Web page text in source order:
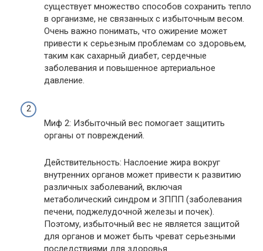
существует множество способов сохранить тепло
в организме, не связанных с избыточным весом.
Очень важно понимать, что ожирение может
привести к серьезным проблемам со здоровьем,
таким как сахарный диабет, сердечные
заболевания и повышенное артериальное
давление.
Миф 2: Избыточный вес помогает защитить
органы от повреждений.
Действительность: Наслоение жира вокруг
внутренних органов может привести к развитию
различных заболеваний, включая
метаболический синдром и ЗППП (заболевания
печени, поджелудочной железы и почек).
Поэтому, избыточный вес не является защитой
для органов и может быть чреват серьезными
последствиями для здоровья.